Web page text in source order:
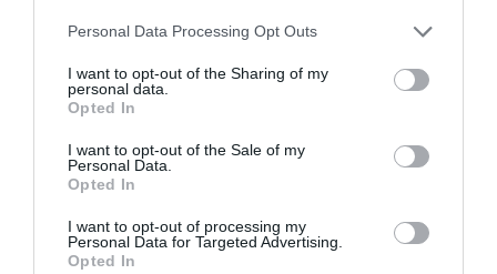
Please note that this website/app uses one or more Google
not limited to your visit or usage behaviour. You may click to
grant or deny consent to Google and its third-party tags to
use your data for below specified purposes in below Google
consent section.
Personal Data Processing Opt Outs
I want to opt-out of the Sharing of my
personal data.
Opted In
I want to opt-out of the Sale of my
Personal Data.
Opted In
I want to opt-out of processing my
Personal Data for Targeted Advertising.
Opted In
ΑΥΤΟΔΙΟΙΚΗΣΗΣ
ΚΥΡΙΖΟΓΛΟΥ